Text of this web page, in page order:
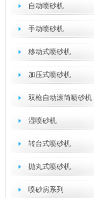
自动喷砂机
手动喷砂机
移动式喷砂机
加压式喷砂机
双枪自动滚筒喷砂机
湿喷砂机
转台式喷砂机
抛丸式喷砂机
喷砂房系列